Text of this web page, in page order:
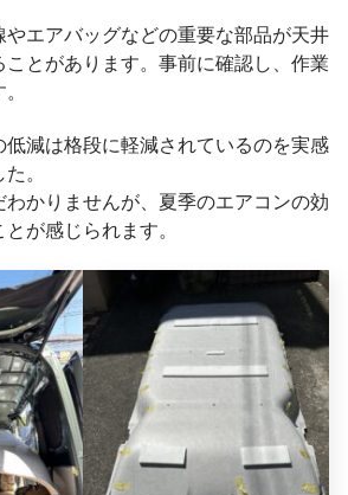
やエアバッグなどの重要な部品が天井
ことがあります。事前に確認し、作業
低減は格段に軽減されているのを実感
。
かりませんが、夏季のエアコンの効
が感じられます。